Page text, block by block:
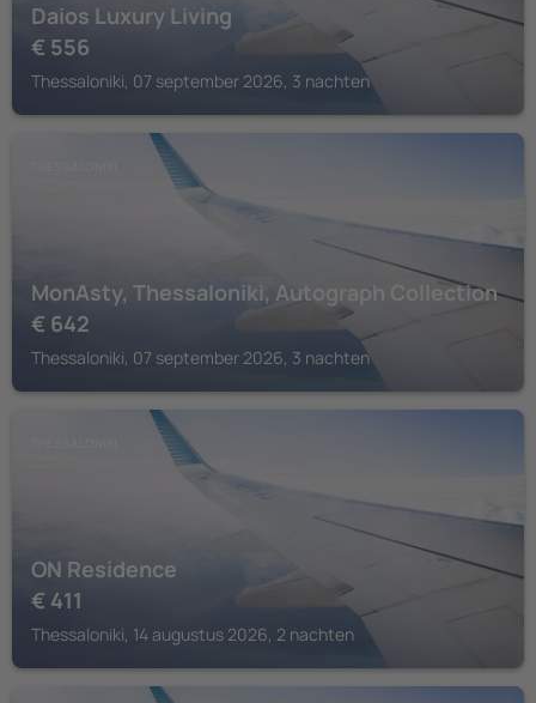
Daios Luxury Living
€ 556
Thessaloniki, 07 september 2026, 3 nachten
MonAsty, Thessaloniki, Autograph Collection
€ 642
Thessaloniki, 07 september 2026, 3 nachten
ON Residence
€ 411
Thessaloniki, 14 augustus 2026, 2 nachten